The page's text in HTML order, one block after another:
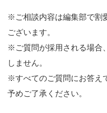
※ご相談内容は編集部で割
ございます。
※ご質問が採用される場合
しません。
※すべてのご質問にお答え
予めご了承ください。